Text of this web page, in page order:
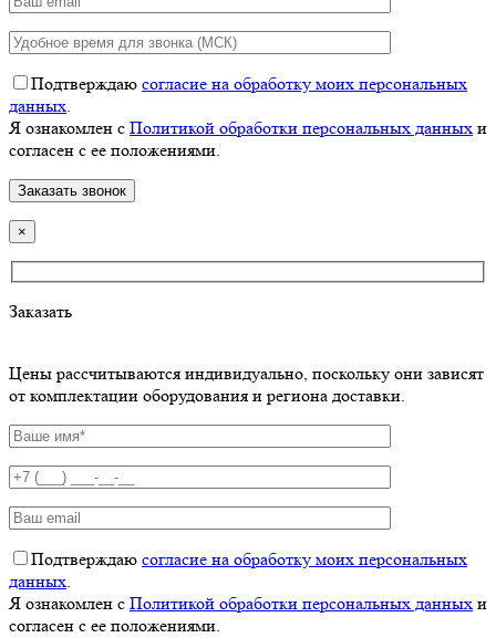
Подтверждаю согласие на обработку моих персональных
данных.
Я ознакомлен с Политикой обработки персональных данных и
согласен с ее положениями.
×
Заказать
Цены рассчитываются индивидуально, поскольку они зависят
от комплектации оборудования и региона доставки.
Подтверждаю согласие на обработку моих персональных
данных.
Я ознакомлен с Политикой обработки персональных данных и
согласен с ее положениями.